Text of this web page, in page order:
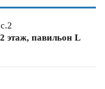
2 этаж, павильон L